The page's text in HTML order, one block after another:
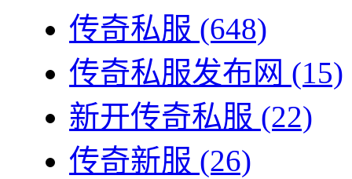
传奇私服 (648)
传奇私服发布网 (15)
新开传奇私服 (22)
传奇新服 (26)